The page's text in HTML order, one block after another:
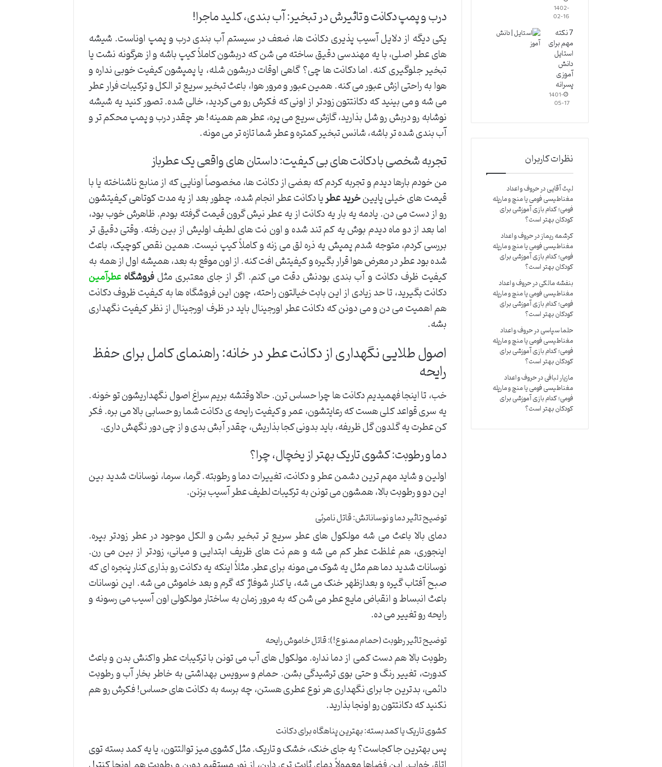
درب و پمپ دکانت و تاثیرش در تبخیر: آب بندی، کلید ماجرا!
یکی دیگه از دلایل آسیب پذیری دکانت ها، ضعف در سیستم آب بندی درب و پمپ اوناست. شیشه
های عطر اصلی، با یه مهندسی دقیق ساخته می شن که دربشون کاملاً کیپ باشه و از هرگونه نشت یا
تبخیر جلوگیری کنه. اما دکانت ها چی؟ گاهی اوقات دربشون شله، یا پمپشون کیفیت خوبی نداره و
هوا به راحتی ازش عبور می کنه. همین عبور و مرور هوا، باعث تبخیر سریع تر الکل و ترکیبات فرار عطر
می شه و می بینید که دکانتتون زودتر از اونی که فکرش رو می کردید، خالی شده. تصور کنید یه شیشه
نوشابه رو دربش رو شل بذارید، گازش سریع می پره، عطر هم همینه! هر چقدر درب و پمپ محکم تر و
آب بندی شده تر باشه، شانس تبخیر کمتره و عطر شما تازه تر می مونه.
تجربه شخصی با دکانت های بی کیفیت: داستان های واقعی یک عطرباز
من خودم بارها دیدم و تجربه کردم که بعضی از دکانت ها، مخصوصاً اونایی که از منابع ناشناخته یا با
قیمت های خیلی پایینخرید عطریا دکانت عطر انجام شده، چطور بعد از یه مدت کوتاهی کیفیتشون
رو از دست می دن. یادمه یه بار یه دکانت از یه عطر نیش گرون قیمت گرفته بودم. ظاهرش خوب بود،
اما بعد از دو ماه دیدم بوش یه کم تند شده و اون نت های لطیف اولیش از بین رفته. وقتی دقیق تر
بررسی کردم، متوجه شدم پمپش یه ذره لق می زنه و کاملاً کیپ نیست. همین نقص کوچیک، باعث
شده بود عطر در معرض هوا قرار بگیره و کیفیتش افت کنه. از اون موقع به بعد، همیشه اول از همه به
کیفیت ظرف دکانت و آب بندی بودنش دقت می کنم. اگر از جای معتبری مثلفروشگاهعطرآمین
دکانت بگیرید، تا حد زیادی از این بابت خیالتون راحته، چون این فروشگاه ها به کیفیت ظروف دکانت
هم اهمیت می دن و می دونن که دکانت عطر اورجینال باید در ظرف اورجینال از نظر کیفیت نگهداری
بشه.
اصول طلایی نگهداری از دکانت عطر در خانه: راهنمای کامل برای حفظ
رایحه
خب، تا اینجا فهمیدیم دکانت ها چرا حساس ترن. حالا وقتشه بریم سراغ اصول نگهداریشون تو خونه.
یه سری قواعد کلی هست که رعایتشون، عمر و کیفیت رایحه ی دکانت شما رو حسابی بالا می بره. فکر
کن عطرت یه گلدون گل ظریفه، باید بدونی کجا بذاریش، چقدر آبش بدی و از چی دور نگهش داری.
دما و رطوبت: کشوی تاریک بهتر از یخچال، چرا؟
اولین و شاید مهم ترین دشمن عطر و دکانت، تغییرات دما و رطوبته. گرما، سرما، نوسانات شدید بین
این دو و رطوبت بالا، همشون می تونن به ترکیبات لطیف عطر آسیب بزنن.
توضیح تاثیر دما و نوساناتش: قاتل نامرئی
دمای بالا باعث می شه مولکول های عطر سریع تر تبخیر بشن و الکل موجود در عطر زودتر بپره.
اینجوری، هم غلظت عطر کم می شه و هم نت های ظریف ابتدایی و میانی، زودتر از بین می رن.
نوسانات شدید دما هم مثل یه شوک می مونه برای عطر. مثلاً اینکه یه دکانت رو بذاری کنار پنجره ای که
صبح آفتاب گیره و بعدازظهر خنک می شه، یا کنار شوفاژ که گرم و بعد خاموش می شه. این نوسانات
باعث انبساط و انقباض مایع عطر می شن که به مرور زمان به ساختار مولکولی اون آسیب می رسونه و
رایحه رو تغییر می ده.
توضیح تاثیر رطوبت (حمام ممنوع!): قاتل خاموش رایحه
رطوبت بالا هم دست کمی از دما نداره. مولکول های آب می تونن با ترکیبات عطر واکنش بدن و باعث
کدورت، تغییر رنگ و حتی بوی ترشیدگی بشن. حمام و سرویس بهداشتی به خاطر بخار آب و رطوبت
دائمی، بدترین جا برای نگهداری هر نوع عطری هستن، چه برسه به دکانت های حساس! فکرش رو هم
نکنید که دکانتتون رو اونجا بذارید.
کشوی تاریک یا کمد بسته: بهترین پناهگاه برای دکانت
پس بهترین جا کجاست؟ یه جای خنک، خشک و تاریک. مثل کشوی میز توالتتون، یا یه کمد بسته توی
1402-
02-16
7 نکته
مهم برای
استایل
دانش
آموزی
پسرانه
1401-
05-17
نظرات کاربران
لیث آقاییدرحروف و اعداد
مغناطیسی فومی یا منچ و مارپله
فومی؛ کدام بازی آموزشی برای
کودکان بهتر است؟
کرشمه ریمازدرحروف و اعداد
مغناطیسی فومی یا منچ و مارپله
فومی؛ کدام بازی آموزشی برای
کودکان بهتر است؟
بنفشه مالکیدرحروف و اعداد
مغناطیسی فومی یا منچ و مارپله
فومی؛ کدام بازی آموزشی برای
کودکان بهتر است؟
حلما سپاسیدرحروف و اعداد
مغناطیسی فومی یا منچ و مارپله
فومی؛ کدام بازی آموزشی برای
کودکان بهتر است؟
مازیار لبافیدرحروف و اعداد
مغناطیسی فومی یا منچ و مارپله
فومی؛ کدام بازی آموزشی برای
کودکان بهتر است؟